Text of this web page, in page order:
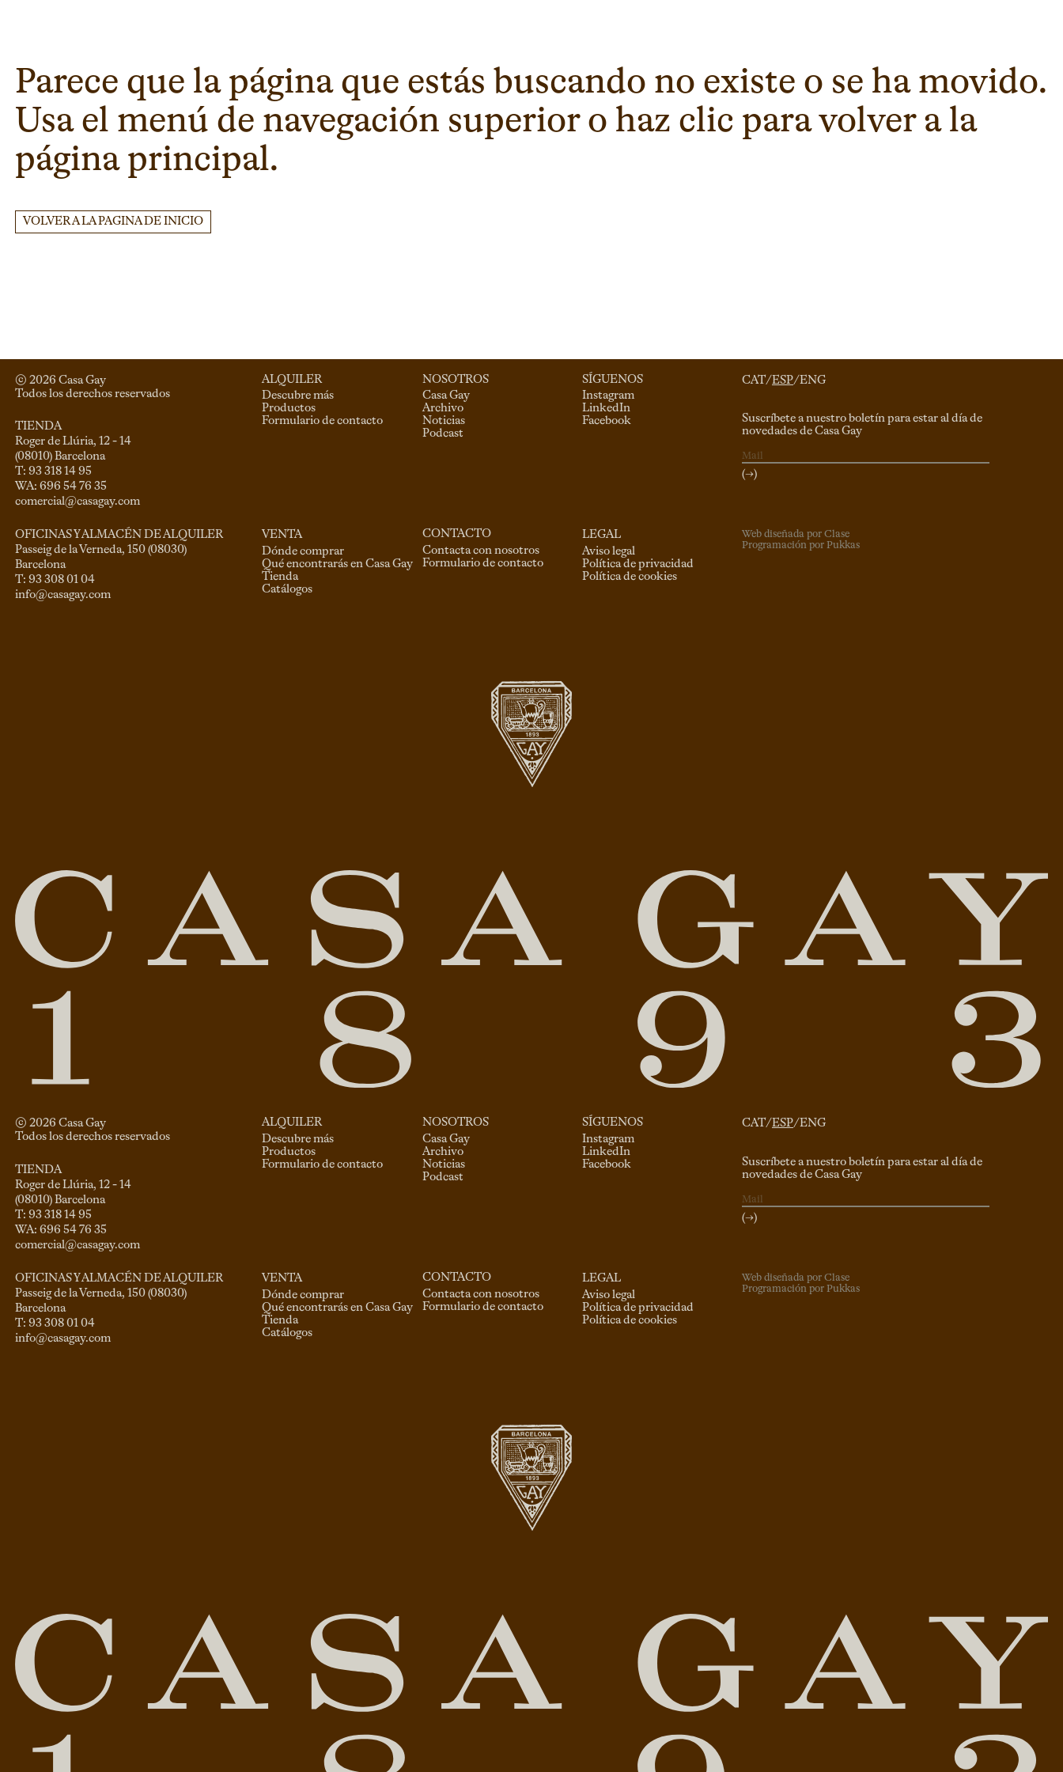
Parece que la página que estás buscando no existe o se ha movido.
Usa el menú de navegación superior o haz clic para volver a la
página principal.
VOLVER A LA PAGINA DE INICIO
© 2026 Casa Gay
Todos los derechos reservados
TIENDA
Roger de Llúria, 12 - 14
(08010) Barcelona
T: 93 318 14 95
comercial@casagay.com
OFICINAS Y ALMACÉN DE ALQUILER
Passeig de la Verneda, 150 (08030)
Barcelona
T: 93 308 01 04
info@casagay.com
ALQUILER
Descubre más
Productos
Formulario de contacto
VENTA
Dónde comprar
Qué encontrarás en Casa Gay
Tienda
Catálogos
NOSOTROS
Casa Gay
Archivo
Noticias
Podcast
CONTACTO
Contacta con nosotros
Formulario de contacto
SÍGUENOS
Instagram
LinkedIn
Facebook
LEGAL
Aviso legal
Política de privacidad
Política de cookies
CAT/ESP/ENG
Suscríbete a nuestro boletín para estar al día de
novedades de Casa Gay
(→)
Web diseñada por Clase
Programación por Pukkas
© 2026 Casa Gay
Todos los derechos reservados
TIENDA
Roger de Llúria, 12 - 14
(08010) Barcelona
T: 93 318 14 95
comercial@casagay.com
OFICINAS Y ALMACÉN DE ALQUILER
Passeig de la Verneda, 150 (08030)
Barcelona
T: 93 308 01 04
info@casagay.com
ALQUILER
Descubre más
Productos
Formulario de contacto
VENTA
Dónde comprar
Qué encontrarás en Casa Gay
Tienda
Catálogos
NOSOTROS
Casa Gay
Archivo
Noticias
Podcast
CONTACTO
Contacta con nosotros
Formulario de contacto
SÍGUENOS
Instagram
LinkedIn
Facebook
LEGAL
Aviso legal
Política de privacidad
Política de cookies
CAT/ESP/ENG
Suscríbete a nuestro boletín para estar al día de
novedades de Casa Gay
(→)
Web diseñada por Clase
Programación por Pukkas